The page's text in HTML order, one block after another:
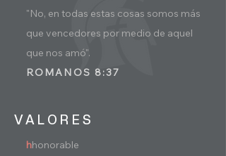
"No, en todas estas cosas somos más
que vencedores por medio de aquel
que nos amó".
​ROMANOS 8:37
VALORES
hhonorable